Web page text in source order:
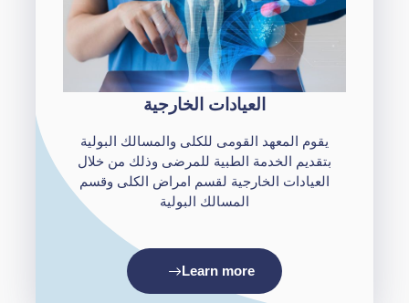
العيادات الخارجية
يقوم المعهد القومى للكلى والمسالك البولية
بتقديم الخدمة الطبية للمرضى وذلك من خلال
العيادات الخارجية لقسم امراض الكلى وقسم
المسالك البولية
Learn more